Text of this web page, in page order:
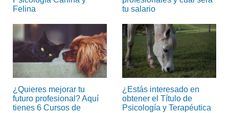
Felina
tu salario
¿Quieres mejorar tu
futuro profesional? Aquí
tienes 6 Cursos de
¿Estás interesado en
obtener el Título de
Psicología y Terapéutica